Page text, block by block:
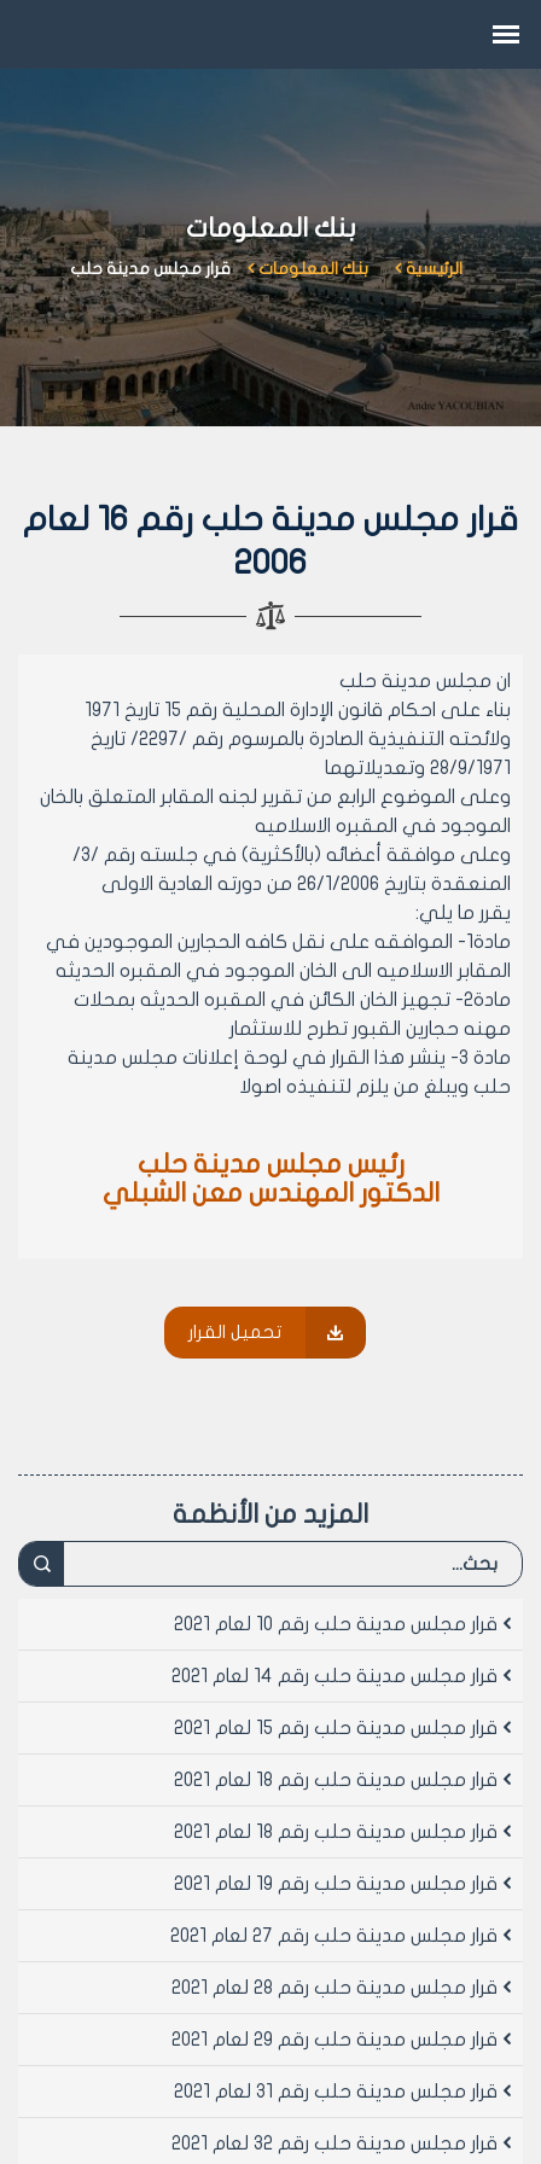
بنك المعلومات
الرئيسية بنك المعلومات قرار مجلس مدينة حلب
قرار مجلس مدينة حلب رقم 16 لعام
2006
ان مجلس مدينة حلب
بناء على احكام قانون الإدارة المحلية رقم 15 تاريخ 1971
ولائحته التنفيذية الصادرة بالمرسوم رقم /2297/ تاريخ
28/9/1971 وتعديلاتهما
وعلى الموضوع الرابع من تقرير لجنه المقابر المتعلق بالخان
الموجود في المقبره الاسلاميه
وعلى موافقة أعضائه (بالأكثرية) في جلسته رقم /3/
المنعقدة بتاريخ 26/1/2006 من دورته العادية الاولى
يقرر ما يلي:
مادة1- الموافقه على نقل كافه الحجارين الموجودين في
المقابر الاسلاميه الى الخان الموجود في المقبره الحديثه
مادة2- تجهيز الخان الكائن في المقبره الحديثه بمحلات
مهنه حجارين القبور تطرح للاستثمار
مادة 3- ينشر هذا القرار في لوحة إعلانات مجلس مدينة
حلب ويبلغ من يلزم لتنفيذه اصولا
رئيس مجلس مدينة حلب
الدكتور المهندس معن الشبلي
تحميل القرار
المزيد من الأنظمة
قرار مجلس مدينة حلب رقم 10 لعام 2021
قرار مجلس مدينة حلب رقم 14 لعام 2021
قرار مجلس مدينة حلب رقم 15 لعام 2021
قرار مجلس مدينة حلب رقم 18 لعام 2021
قرار مجلس مدينة حلب رقم 18 لعام 2021
قرار مجلس مدينة حلب رقم 19 لعام 2021
قرار مجلس مدينة حلب رقم 27 لعام 2021
قرار مجلس مدينة حلب رقم 28 لعام 2021
قرار مجلس مدينة حلب رقم 29 لعام 2021
قرار مجلس مدينة حلب رقم 31 لعام 2021
قرار مجلس مدينة حلب رقم 32 لعام 2021